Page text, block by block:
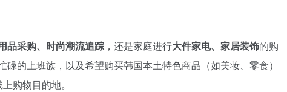
品采购、时尚潮流追踪 ，还是家庭进行大件家电、家居装饰的购
的上班族，以及希望购买韩国本土特色商品（如美妆、零食）
购物目的地。